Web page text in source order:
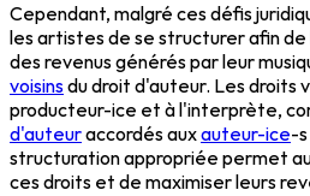
Cependant, malgré ces défis
les artistes de se structurer afin
des revenus générés par leur
voisinsdu droit d'auteur. Les droits
producteur-ice et à l'interprète,
d'auteuraccordés auxauteur-ice-
structuration appropriée permet
ces droits et de maximiser leurs